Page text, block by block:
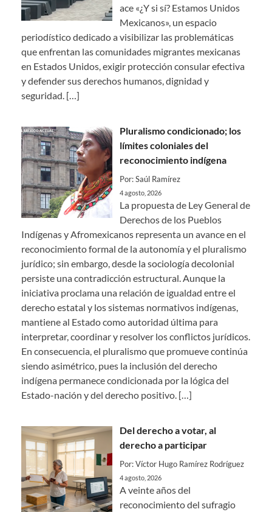
ace «¿Y si sí? Estamos Unidos
Mexicanos», un espacio
periodístico dedicado a visibilizar las problemáticas
que enfrentan las comunidades migrantes mexicanas
en Estados Unidos, exigir protección consular efectiva
y defender sus derechos humanos, dignidad y
seguridad. […]
Pluralismo condicionado; los
límites coloniales del
reconocimiento indígena
Por: Saúl Ramírez
4 agosto, 2026
La propuesta de Ley General de
Derechos de los Pueblos
Indígenas y Afromexicanos representa un avance en el
reconocimiento formal de la autonomía y el pluralismo
jurídico; sin embargo, desde la sociología decolonial
persiste una contradicción estructural. Aunque la
iniciativa proclama una relación de igualdad entre el
derecho estatal y los sistemas normativos indígenas,
mantiene al Estado como autoridad última para
interpretar, coordinar y resolver los conflictos jurídicos.
En consecuencia, el pluralismo que promueve continúa
siendo asimétrico, pues la inclusión del derecho
indígena permanece condicionada por la lógica del
Estado-nación y del derecho positivo. […]
Del derecho a votar, al
derecho a participar
Por: Víctor Hugo Ramírez Rodríguez
4 agosto, 2026
A veinte años del
reconocimiento del sufragio